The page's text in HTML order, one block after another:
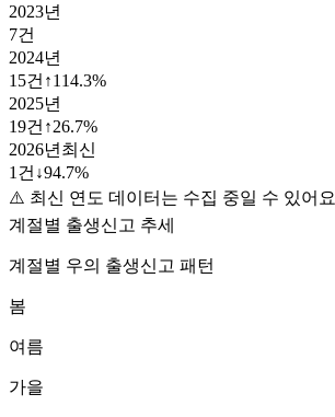
2023년
7건
2024년
15건 ↑114.3%
2025년
19건 ↑26.7%
2026년 최신
1 건 ↓94.7%
⚠️ 최신 연도 데이터는 수집 중일 수 있어요
계절별 출생신고 추세
계절별 우의 출생신고 패턴
봄
여름
가을